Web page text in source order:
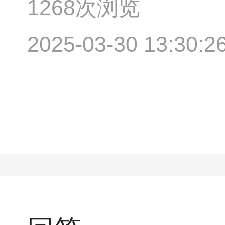
1268次浏览
2025-03-30